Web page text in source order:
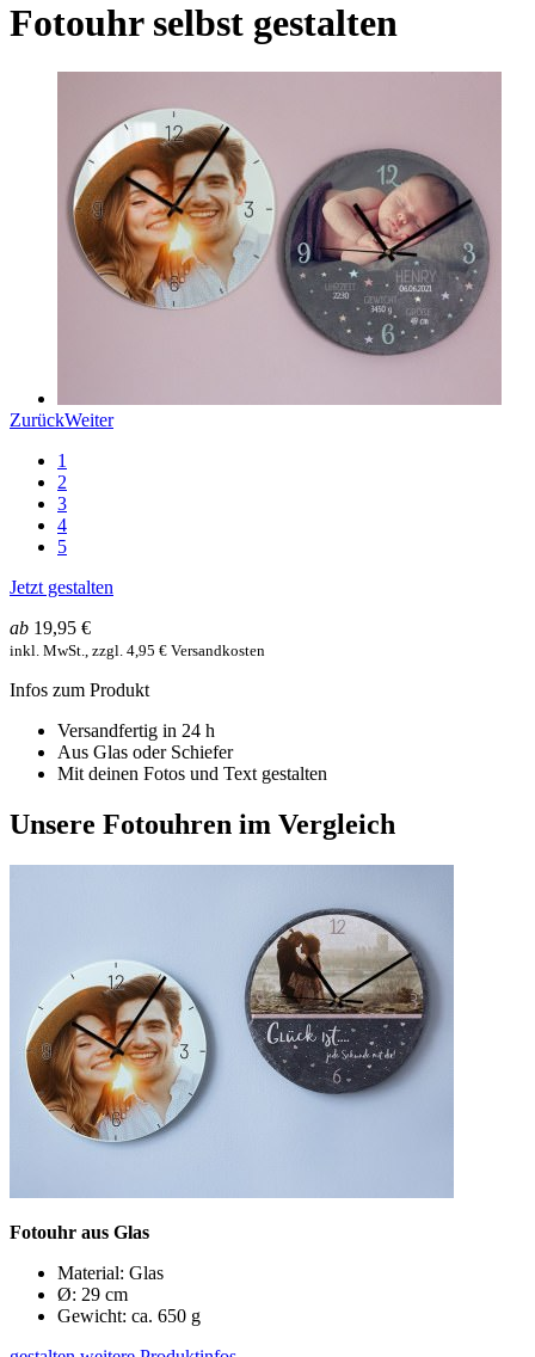
Fotouhr selbst gestalten
ZurückWeiter
1
2
3
4
5
Jetzt gestalten
ab 19,95 €
inkl. MwSt., zzgl. 4,95 € Versandkosten
Infos zum Produkt
Versandfertig in 24 h
Aus Glas oder Schiefer
Mit deinen Fotos und Text gestalten
Unsere Fotouhren im Vergleich
Fotouhr aus Glas
Material: Glas
Ø: 29 cm
Gewicht: ca. 650 g